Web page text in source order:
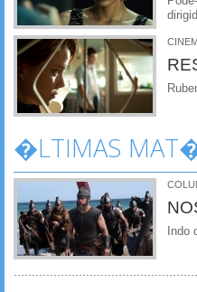
�LTIMAS
Indo